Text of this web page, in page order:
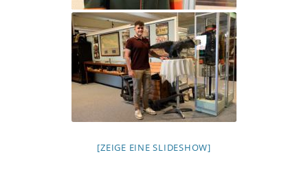
[ZEIGE EINE SLIDESHOW]